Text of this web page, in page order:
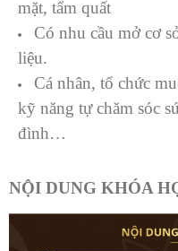
mặt, tẩm quất
Có nhu cầu mở cơ
liệu.
Cá nhân, tổ chức
kỹ năng tự chăm sóc
đình…
NỘI DUNG KHÓA